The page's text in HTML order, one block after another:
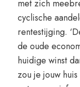
met zich
cyclische
rentestijging.
de oude
huidige winst
zou je jouw